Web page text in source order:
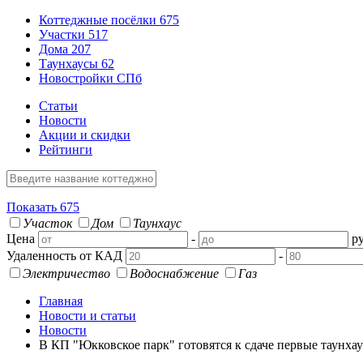
Коттеджные посёлки 675
Участки 517
Дома 207
Таунхаусы 62
Новостройки СПб
Статьи
Новости
Акции и скидки
Рейтинги
Показать 675
Участок
Дом
Таунхаус
Цена
-
Удаленность от КАД
-
Электричество
Водоснабжение
Газ
Главная
Новости и статьи
Новости
В КП "Юкковское парк" готовятся к сдаче первые